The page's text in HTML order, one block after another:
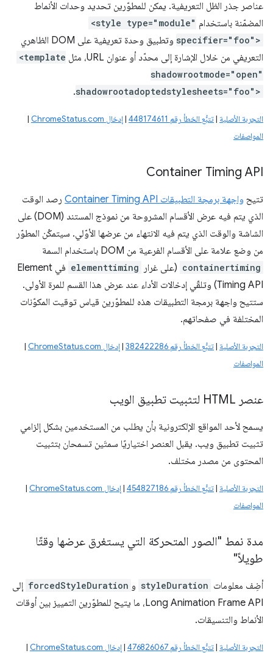
عناصر جذر الظل التعريفية. يمكن للمطوّرين تحديد وحدات الأنماط
المضمّنة باستخدام <style type="module"
specifier="foo">
وتطبيق وحدة تعريفية على DOM الظاهري
التعريفي من خلال الإشارة إلى محدّد أو عنوان URL، مثل
<template
shadowrootmode="open"
shadowrootadoptedstylesheets="foo">
.
التجربة الأصلية |تتبُّع الخطأ رقم 448174611 |إدخال ChromeStatus.com
|
المواصفات
Container Timing API
تتيح واجهة برمجة التطبيقات Container Timing API
رصد الوقت
الذي يتم فيه عرض الأقسام المشروحة من نموذج المستند (DOM) على
الشاشة والوقت الذي يتم فيه الانتهاء من عرضها الأوّلي. سيتمكّن المطوّر
من وضع علامة على الأقسام الفرعية من DOM باستخدام السمة
containertiming (على غرار elementtiming
في Element
Timing API) وتلقّي إدخالات الأداء عند عرض هذا القسم للمرة الأولى.
ستتيح واجهة برمجة التطبيقات هذه للمطوّرين قياس توقيت المكوّنات
المختلفة في صفحاتهم.
التجربة الأصلية |تتبُّع الخطأ رقم 382422286 |إدخال ChromeStatus.com
|
المواصفات
عنصر HTML لتثبيت تطبيق الويب
يسمح لأحد المواقع الإلكترونية بأن يطلب من المستخدمين بشكل إلزامي
تثبيت تطبيق ويب. يقبل العنصر اختياريًا سمتَين تسمحان بتثبيت
المحتوى من مصدر مختلف.
التجربة الأصلية |تتبُّع الخطأ رقم 454827186 |إدخال ChromeStatus.com
|
المواصفات
مدة نمط "الصور المتحركة التي يستغرق عرضها وقتًا
طويلاً"
أضِف معلومات styleDuration و forcedStyleDuration إلى
Long Animation Frame API، ما يتيح للمطوّرين التمييز بين أوقات
الأنماط والتنسيقات.
التجربة الأصلية |تتبُّع الخطأ رقم 476826067 |إدخال ChromeStatus.com
|